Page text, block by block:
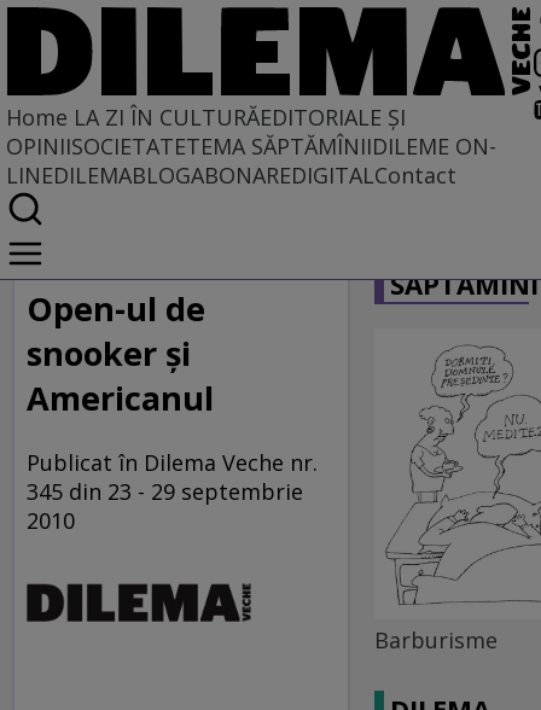
Home LA ZI ÎN CULTURĂEDITORIALE ȘI
OPINIISOCIETATETEMA SĂPTĂMÎNIIDILEME ON-
LINEDILEMABLOGABONAREDIGITALContact
Home
La zi în cultură
DILEMA VECHE VĂ RECOMANDĂ
Open-ul de
snooker și
Americanul
Publicat în Dilema Veche nr.
345 din 23 - 29 septembrie
2010
Barburisme